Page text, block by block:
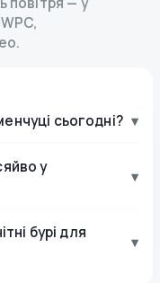
сьогодні? ▾
у
▾
бурі для
▾